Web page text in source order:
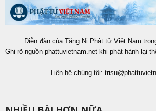
Diễn đàn của Tăng Ni Phật tử Việt Nam
Ghi rõ nguồn phattuvietnam.net khi phát hành lại
Liên hệ chúng tôi: